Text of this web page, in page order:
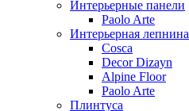
Интерьерные панели
Paolo Arte
Интерьерная лепнина
Cosca
Decor Dizayn
Alpine Floor
Paolo Arte
Плинтуса